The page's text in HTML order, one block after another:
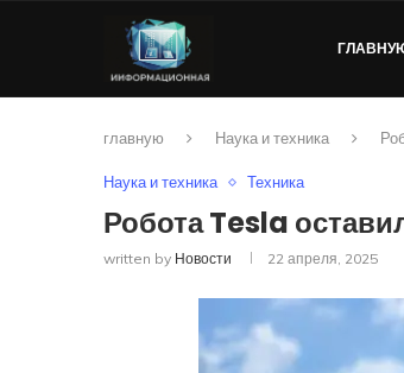
главную Наука и техника
Наука и техника Техника
Робота Tesla
written by Новости 22 апреля, 2025